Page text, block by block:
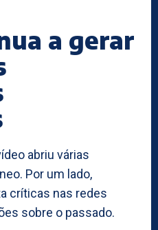
a gerar
abriu várias
Por um lado,
críticas nas redes
sobre o passado.